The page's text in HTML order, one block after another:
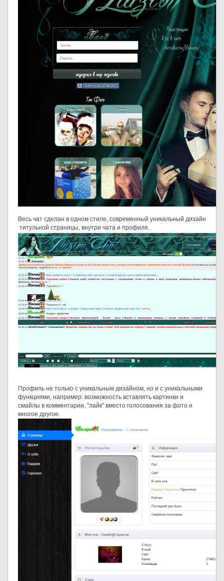
Весь чат сделан в одном стиле, современный уникальный дизайн
титульной страницы, внутри чата и профиля.
Профиль не только с уникальным дизайном, но и с уникальными
функциями, например: возможность вставлять картинки и
смайлы в комментарии, "лайк" вместо голосования за фото и
многое другое.